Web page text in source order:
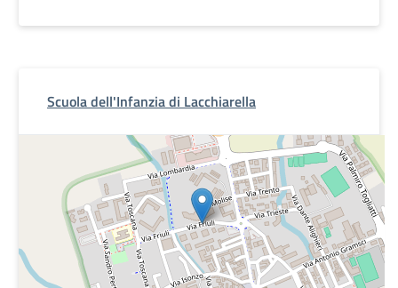
Scuola dell'Infanzia di Lacchiarella